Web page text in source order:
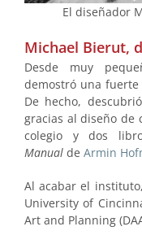
El diseñador
Michael Bierut,
Desde muy
demostró una
De hecho,
gracias al diseño de
colegio y dos
Manual de Armin
Al acabar el
University of
Art and Planning